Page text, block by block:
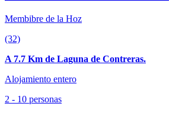
Membibre de la Hoz
(32)
A 7.7 Km de Laguna de Contreras.
Alojamiento entero
2 - 10 personas